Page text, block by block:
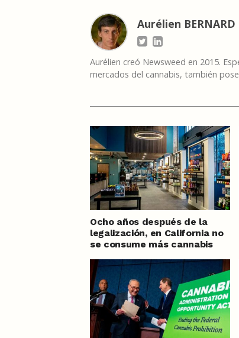
Aurélien BERNARD
Aurélien creó Newsweed en 2015.
mercados del cannabis, también
Ocho años después de la
legalización, en California no
se consume más cannabis